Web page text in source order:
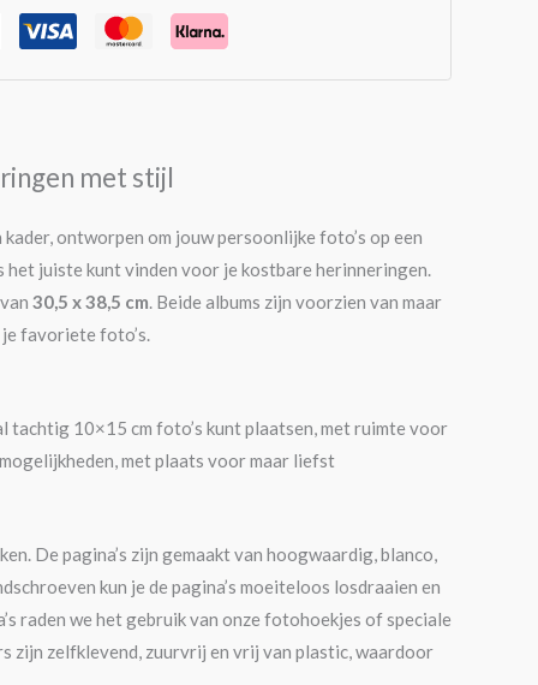
met stijl
ontworpen om jouw persoonlijke foto’s op een
juiste kunt vinden voor je kostbare herinneringen.
30,5 x 38,5 cm. Beide albums zijn voorzien van maar
favoriete foto’s.
tachtig 10×15 cm foto’s kunt plaatsen, met ruimte voor
met plaats voor maar liefst
De pagina’s zijn gemaakt van hoogwaardig, blanco,
kun je de pagina’s moeiteloos losdraaien en
raden we het gebruik van onze fotohoekjes of speciale
zijn zelfklevend, zuurvrij en vrij van plastic, waardoor